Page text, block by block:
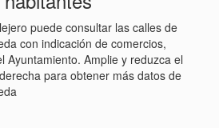
puede consultar las calles de
con indicación de comercios,
Ayuntamiento. Amplie y reduzca el
para obtener más datos de